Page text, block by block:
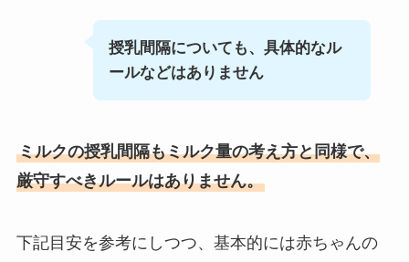
授乳間隔についても、具体的なル
ールなどはありません
ミルクの授乳間隔もミルク量の考え方と同様で、
厳守すべきルールはありません。
下記目安を参考にしつつ、基本的には赤ちゃんの